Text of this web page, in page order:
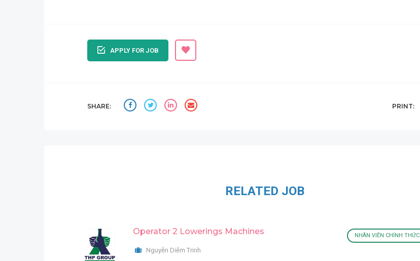
APPLY FOR JOB
SHARE: PRINT:
RELATED JOB
Operator 2 Lowerings Machines
Nguyễn Diễm Trinh
NHÂN VIÊN CHÍNH THỨC